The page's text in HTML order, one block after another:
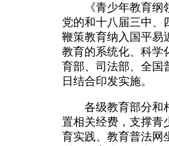
《青少年教育纲
党的和十八届三中、
鞭策教育纳入国平易
教育的系统化、科学
育部、司法部、全国
日结合印发实施。
各级教育部分和
置相关经费，支撑青
育实践、教育普法网